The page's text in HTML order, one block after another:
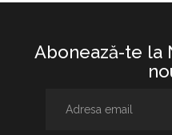
Abonează-te la